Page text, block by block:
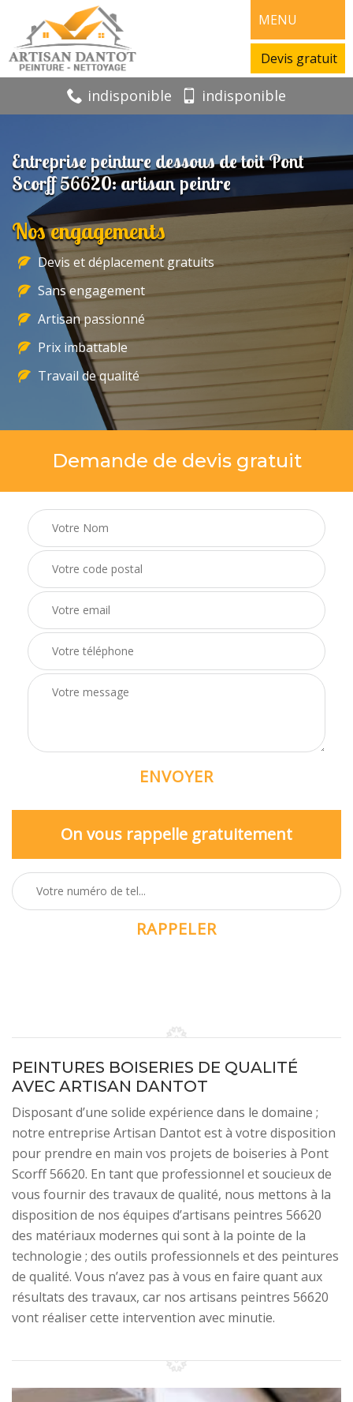
MENU
Devis gratuit
indisponible indisponible
Entreprise peinture dessous de toit Pont
Scorff 56620: artisan peintre
Nos engagements
Devis et déplacement gratuits
Sans engagement
Artisan passionné
Prix imbattable
Travail de qualité
Demande de devis gratuit
On vous rappelle gratuitement
PEINTURES BOISERIES DE QUALITÉ
AVEC ARTISAN DANTOT
Disposant d’une solide expérience dans le domaine ;
notre entreprise Artisan Dantot est à votre disposition
pour prendre en main vos projets de boiseries à Pont
Scorff 56620. En tant que professionnel et soucieux de
vous fournir des travaux de qualité, nous mettons à la
disposition de nos équipes d’artisans peintres 56620
des matériaux modernes qui sont à la pointe de la
technologie ; des outils professionnels et des peintures
de qualité. Vous n’avez pas à vous en faire quant aux
résultats des travaux, car nos artisans peintres 56620
vont réaliser cette intervention avec minutie.